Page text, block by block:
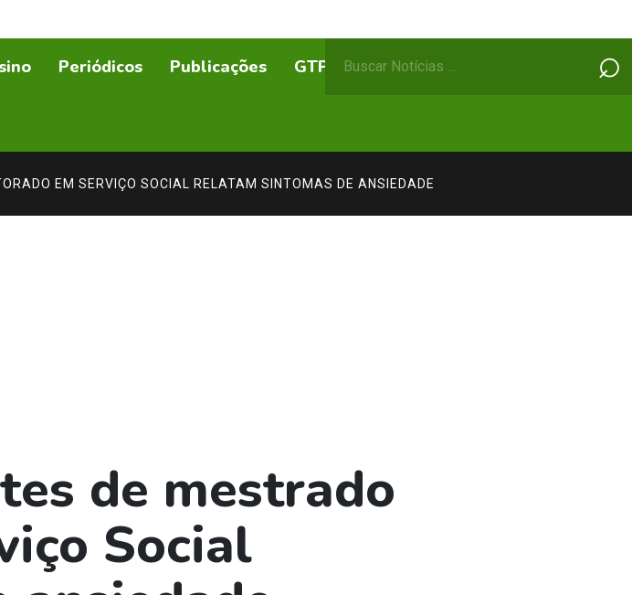
Periódicos Publicações GTPs ABEPSS Itinerante
por:
⌕
EM SERVIÇO SOCIAL RELATAM SINTOMAS DE ANSIEDADE
de mestrado
Social